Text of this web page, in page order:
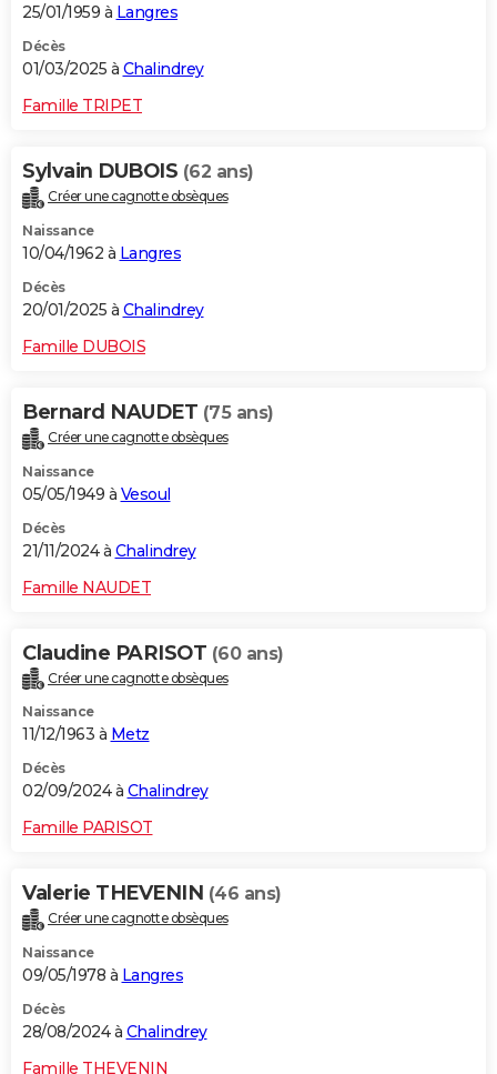
25/01/1959 à Langres
Décès
01/03/2025 à Chalindrey
Famille TRIPET
Sylvain DUBOIS (62 ans)
Créer une cagnotte obsèques
Naissance
10/04/1962 à Langres
Décès
20/01/2025 à Chalindrey
Famille DUBOIS
Bernard NAUDET (75 ans)
Créer une cagnotte obsèques
Naissance
05/05/1949 à Vesoul
Décès
21/11/2024 à Chalindrey
Famille NAUDET
Claudine PARISOT (60 ans)
Créer une cagnotte obsèques
Naissance
11/12/1963 à Metz
Décès
02/09/2024 à Chalindrey
Famille PARISOT
Valerie THEVENIN (46 ans)
Créer une cagnotte obsèques
Naissance
09/05/1978 à Langres
Décès
28/08/2024 à Chalindrey
Famille THEVENIN